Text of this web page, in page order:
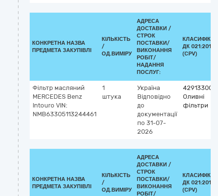
КОНКРЕТНА НАЗВА
ПРЕДМЕТА ЗАКУПІВЛІ
КІЛЬКІСТЬ
/
ОД.ВИМІРУ
АДРЕСА
ДОСТАВКИ /
СТРОК
ПОСТАВКИ/
ВИКОНАННЯ
РОБІТ/
НАДАННЯ
ПОСЛУГ:
ДК 021:2015
(CPV)
Фільтр масляний
MERCEDES Benz
Intouro VIN:
NMB63305113244461
1
штука
Україна
Відповідно
до
документації
по 31-07-
2026
42913300-
Оливні
фільтри
КОНКРЕТНА НАЗВА
ПРЕДМЕТА ЗАКУПІВЛІ
КІЛЬКІСТЬ
/
ОД.ВИМІРУ
АДРЕСА
ДОСТАВКИ /
СТРОК
ПОСТАВКИ/
ВИКОНАННЯ
РОБІТ/
ДК 021:2015
(CPV)